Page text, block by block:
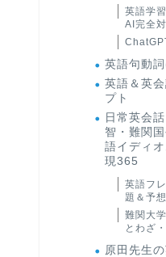
英語学
AI完全対
英語句動
英語＆英
プト
日常英会
智・難関
語イディ
現365
英語フ
題＆予
難関大
とわざ
原田先生